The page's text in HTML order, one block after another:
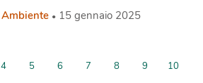
Ambiente 15 gennaio 2025
4 5 6 7 8 9 10